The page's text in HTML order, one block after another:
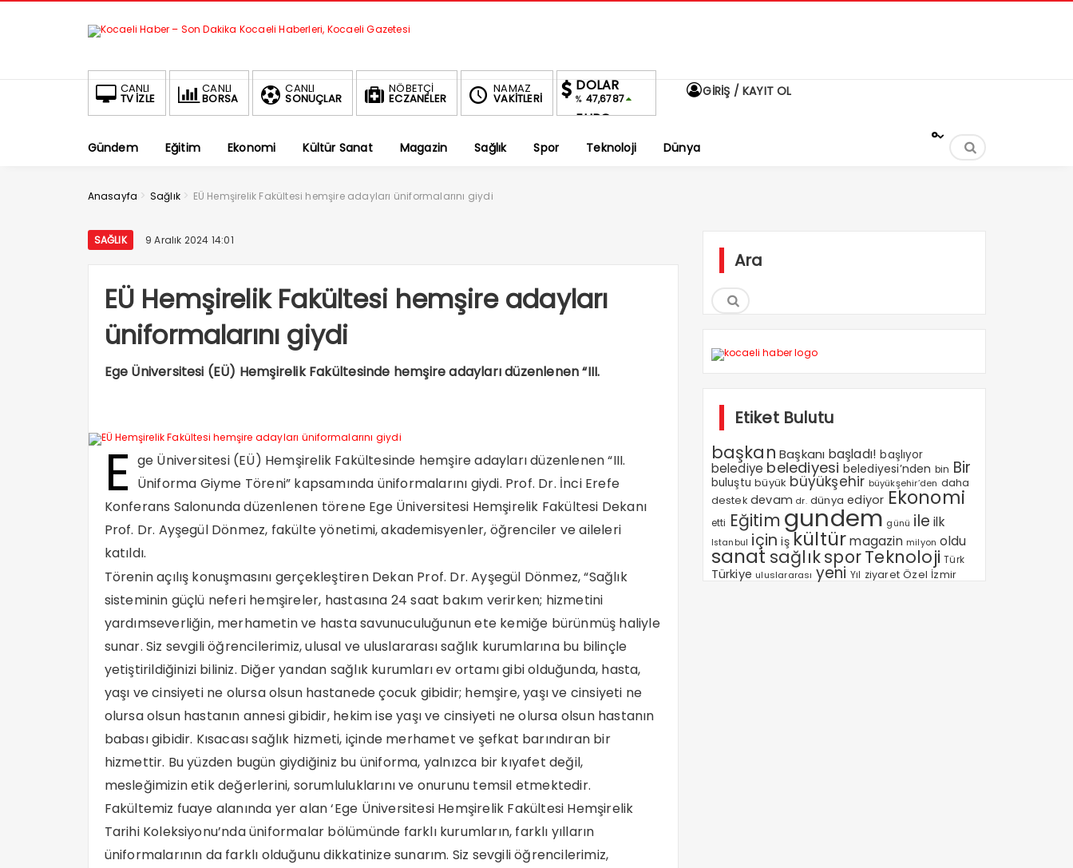
CANLI
TV İZLE
CANLI
BORSA
CANLI
SONUÇLAR
NÖBETÇİ
ECZANELER
NAMAZ
VAKİTLERİ
DOLAR
% 47,6787
EURO
ALTIN
GİRİŞ / KAYIT OL
Gündem Eğitim Ekonomi Kültür Sanat Magazin Sağlık Spor Teknoloji Dünya
°
Anasayfa > Sağlık > EÜ Hemşirelik Fakültesi hemşire adayları üniformalarını giydi
SAĞLIK 9 Aralık 2024 14:01
EÜ Hemşirelik Fakültesi hemşire adayları
üniformalarını giydi
Ege Üniversitesi (EÜ) Hemşirelik Fakültesinde hemşire adayları düzenlenen “III.
E ge Üniversitesi (EÜ) Hemşirelik Fakültesinde hemşire adayları düzenlenen “III.
Üniforma Giyme Töreni” kapsamında üniformalarını giydi. Prof. Dr. İnci Erefe
Konferans Salonunda düzenlenen törene Ege Üniversitesi Hemşirelik Fakültesi Dekanı
Prof. Dr. Ayşegül Dönmez, fakülte yönetimi, akademisyenler, öğrenciler ve aileleri
katıldı.
Törenin açılış konuşmasını gerçekleştiren Dekan Prof. Dr. Ayşegül Dönmez, “Sağlık
sisteminin güçlü neferi hemşireler, hastasına 24 saat bakım verirken; hizmetini
yardımseverliğin, merhametin ve hasta savunuculuğunun ete kemiğe bürünmüş haliyle
sunar. Siz sevgili öğrencilerimiz, ulusal ve uluslararası sağlık kurumlarına bu bilinçle
yetiştirildiğinizi biliniz. Diğer yandan sağlık kurumları ev ortamı gibi olduğunda, hasta,
yaşı ve cinsiyeti ne olursa olsun hastanede çocuk gibidir; hemşire, yaşı ve cinsiyeti ne
olursa olsun hastanın annesi gibidir, hekim ise yaşı ve cinsiyeti ne olursa olsun hastanın
babası gibidir. Kısacası sağlık hizmeti, içinde merhamet ve şefkat barındıran bir
hizmettir. Bu yüzden bugün giydiğiniz bu üniforma, yalnızca bir kıyafet değil,
mesleğimizin etik değerlerini, sorumluluklarını ve onurunu temsil etmektedir.
Fakültemiz fuaye alanında yer alan ‘Ege Üniversitesi Hemşirelik Fakültesi Hemşirelik
Tarihi Koleksiyonu’nda üniformalar bölümünde farklı kurumların, farklı yılların
üniformalarının da farklı olduğunu dikkatinize sunarım. Siz sevgili öğrencilerimiz,
Ara
Etiket Bulutu
başkan Başkanı başladı! başlıyor
belediye belediyesi belediyesi’nden bin Bir
buluştu büyük büyükşehir büyükşehir’den daha
destek devam dr. dünya ediyor Ekonomi
etti Eğitim gundem günü ile ilk
Istanbul için iş kültür magazin milyon oldu
sanat sağlıksporTeknoloji Türk
Türkiye uluslararası yeni Yıl ziyaret Özel İzmir